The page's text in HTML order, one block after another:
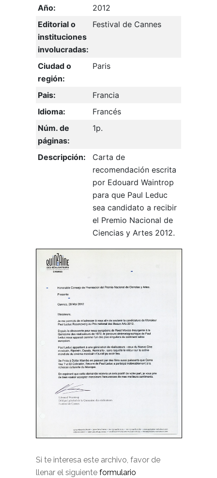
Año:
2012
Editorial o
instituciones
involucradas:
Festival de Cannes
Ciudad o
región:
Paris
Pais:
Francia
Idioma:
Francés
Núm. de
páginas:
1p.
Descripción:
Carta de
recomendación escrita
por Edouard Waintrop
para que Paul Leduc
sea candidato a recibir
el Premio Nacional de
Ciencias y Artes 2012.
Si te interesa este archivo, favor de
llenar el siguiente formulario